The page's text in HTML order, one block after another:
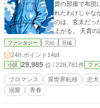
貴の部屋で布団
れたわけじゃな
のは、玄太だったのだ。 その事実を知っ
上がる。 天貴の
貴が今どんな敵
これは、異世界
子”が次元を越
る物語。
ファンタジー 完結 長編
24h.ポイント 14pt
小説 29,985 位 / 228,781件 ファ
ブロマンス 異世界転移 忠犬
溺愛
青春